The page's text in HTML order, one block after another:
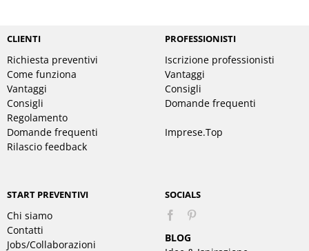
CLIENTI
Richiesta preventivi
Come funziona
Vantaggi
Consigli
Regolamento
Domande frequenti
Rilascio feedback
PROFESSIONISTI
Iscrizione professionisti
Vantaggi
Consigli
Domande frequenti
Imprese.Top
START PREVENTIVI
Chi siamo
Contatti
Jobs/Collaborazioni
SOCIALS
BLOG